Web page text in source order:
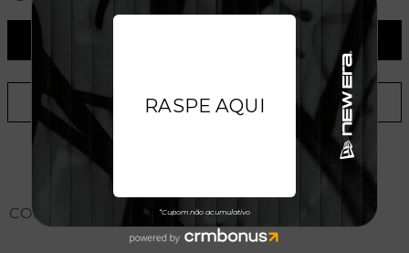
ADICIONAR A LISTA DE DESEJOS
CONHEÇA O MODELO DO BONÉ